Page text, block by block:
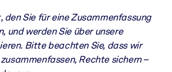
den Sie für eine Zusammenfassung
und werden Sie über unsere
Bitte beachten Sie, dass wir
Rechte sichern –